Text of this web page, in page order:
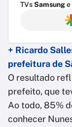
TVsSamsunge
+ Ricardo
prefeitura de
O resultado
prefeito, que
Ao todo, 85%
conhecer